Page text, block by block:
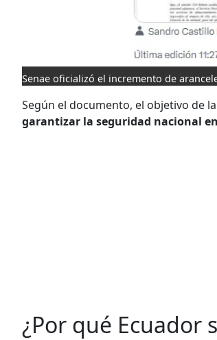
Senae oficializó el incremento de
Según el documento, el objetivo de
garantizar la seguridad nacional
¿Por qué Ecuador